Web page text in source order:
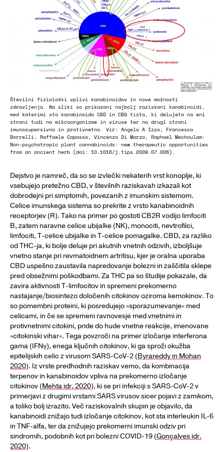
Številni fiziološki vplivi kanabinoidov in nove možnosti
zdravljenja. Na sliki so prikazani najbolj raziskani kanabinoidi,
med katerimi sta kanabinoida CBD in CBG tista, ki delujeta na eni
strani tudi na mikroorganizme in viruse ter na drugi strani
imunosupersivno in protivnetno. Vir: Angelo A Izzo, Francesca
Borrelli, Raffaele Capasso, Vincenzo Di Marzo, Raphael Mechoulam:
Non-psychotropic plant cannabinoids: new therapeutic opportunities
from an ancient herb (doi: 10.1016/j.tips.2009.07.006).
Dejstvo je namreč, da so se izvlečki nekaterih vrst konoplje, ki
vsebujejo pretežno CBD, v številnih raziskavah izkazali kot
dobrodejni pri simptomih, povezanih z imunskim sistemom.
Celice imunskega sistema so prekrite z vrsto kanabinoidnih
receptorjev (R). Tako na primer po gostoti CB2R vodijo limfociti
B, zatem naravne celice ubijalke (NK), monociti, nevtrofilci,
limfociti, T-celice ubijalke in T-celice pomagalke. CBD, za razliko
od THC-ja, ki bolje deluje pri akutnih vnetnih odzivih, izboljšuje
vnetno stanje pri revmatoidnem artritisu, kjer je oralna uporaba
CBD uspešno zaustavila napredovanje bolezni in zaščitila sklepe
pred obsežnimi poškodbami. Za THC pa so študije pokazale, da
zavira aktivnosti T-limfocitov in spremeni prekomerno
nastajanje/biosintezo določenih citokinov oziroma kemokinov. To
so pomembni proteini, ki posredujejo »sporazumevanje« med
celicami, in če se spremeni ravnovesje med vnetnimi in
protivnetnimi citokini, pride do hude vnetne reakcije, imenovane
»citokinski vihar«. Tega povzroči na primer izločanje interferona
gama (IFNγ), enega ključnih citokinov, ki ga sproži okužba
epitelijskih celic z virusom SARS-CoV-2 (Byrareddy in Mohan
2020). Iz vrste predhodnih raziskav vemo, da kombinacija
terpenov in kanabinoidov vpliva na prekomerno izločanje
citokinov (Mehta idr. 2020), ki se pri infekciji s SARS-CoV-2 v
primerjavi z drugimi vrstami SARS virusov sicer pojavi z zamikom,
a toliko bolj izrazito. Več raziskovalnih skupin je objavilo, da
kanabinoidi znižajo tudi izločanje citokinov, kot sta interleukin IL-6
in TNF-alfa, ter da znižujejo prekomerni imunski odziv pri
sindromih, podobnih kot pri bolezni COVID-19 (Gonçalves idr.
2020).